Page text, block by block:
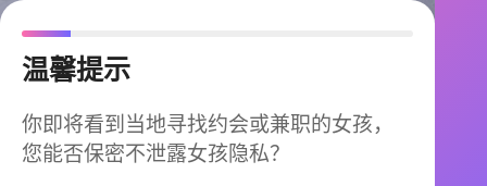
温馨提示
你即将看到当地寻找约会或兼职的女孩，
您能否保密不泄露女孩隐私？